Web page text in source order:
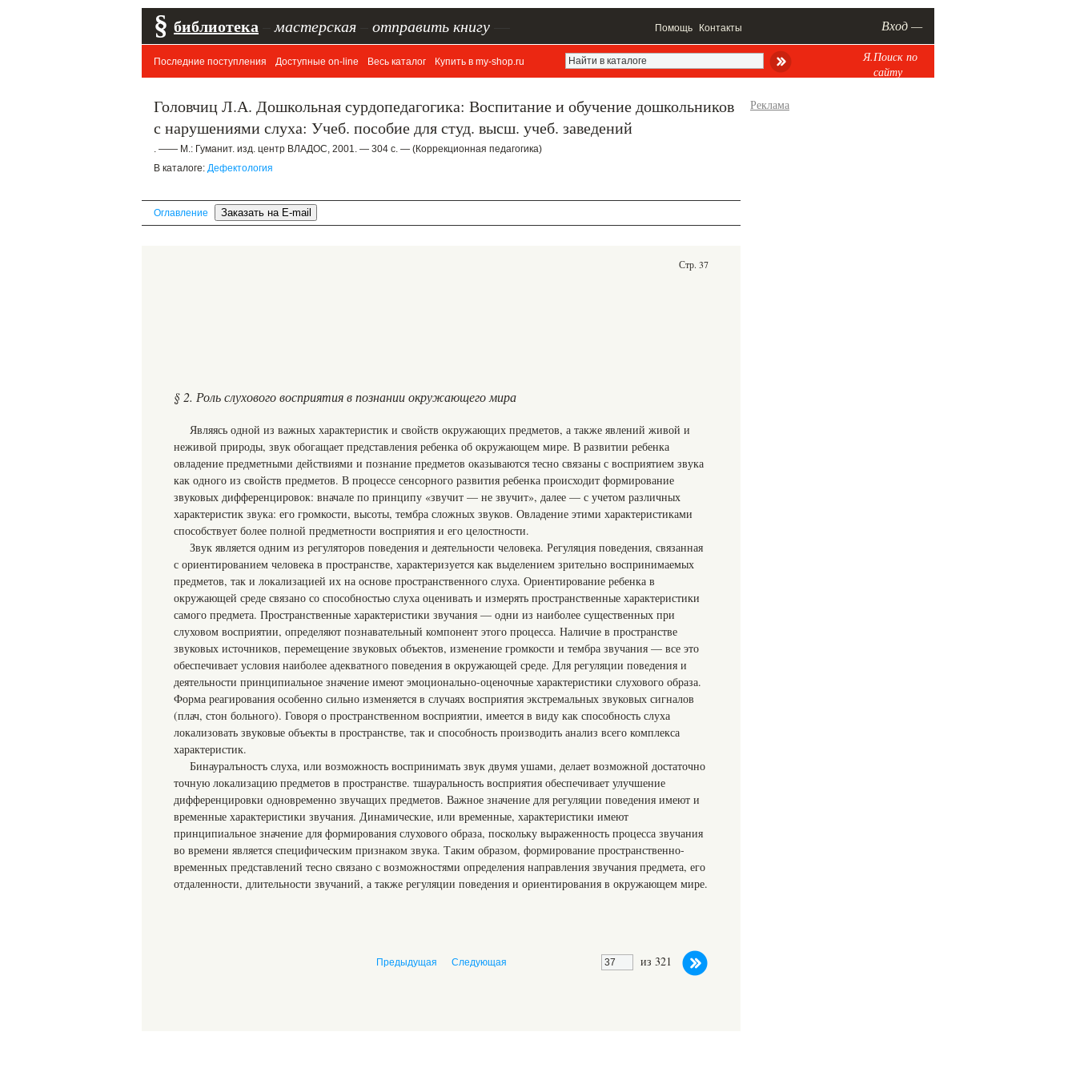
§ библиотека мастерская отправить книгу Помощь Контакты Вход —
Последние поступления Доступные on-line Весь каталог Купить в my-shop.ru
Я.Поиск по
сайту
Головчиц Л.А. Дошкольная сурдопедагогика: Воспитание и обучение дошкольников
с нарушениями слуха: Учеб. пособие для студ. высш. учеб. заведений
. —— М.: Гуманит. изд. центр ВЛАДОС, 2001. — 304 с. — (Коррекционная педагогика)
В каталоге: Дефектология
Оглавление
Стр. 37
§ 2. Роль слухового восприятия в познании окружающего мира
Являясь одной из важных характеристик и свойств окружающих предметов, а также явлений живой и
неживой природы, звук обогащает представления ребенка об окружающем мире. В развитии ребенка
овладение предметными действиями и познание предметов оказываются тесно связаны с восприятием звука
как одного из свойств предметов. В процессе сенсорного развития ребенка происходит формирование
звуковых дифференцировок: вначале по принципу «звучит — не звучит», далее — с учетом различных
характеристик звука: его громкости, высоты, тембра сложных звуков. Овладение этими характеристиками
способствует более полной предметности восприятия и его целостности.
Звук является одним из регуляторов поведения и деятельности человека. Регуляция поведения, связанная
с ориентированием человека в пространстве, характеризуется как выделением зрительно воспринимаемых
предметов, так и локализацией их на основе пространственного слуха. Ориентирование ребенка в
окружающей среде связано со способностью слуха оценивать и измерять пространственные характеристики
самого предмета. Пространственные характеристики звучания — одни из наиболее существенных при
слуховом восприятии, определяют познавательный компонент этого процесса. Наличие в пространстве
звуковых источников, перемещение звуковых объектов, изменение громкости и тембра звучания — все это
обеспечивает условия наиболее адекватного поведения в окружающей среде. Для регуляции поведения и
деятельности принципиальное значение имеют эмоционально-оценочные характеристики слухового образа.
Форма реагирования особенно сильно изменяется в случаях восприятия экстремальных звуковых сигналов
(плач, стон больного). Говоря о пространственном восприятии, имеется в виду как способность слуха
локализовать звуковые объекты в пространстве, так и способность производить анализ всего комплекса
характеристик.
Бинауралъностъ слуха, или возможность воспринимать звук двумя ушами, делает возможной достаточно
точную локализацию предметов в пространстве. тшауральность восприятия обеспечивает улучшение
дифференцировки одновременно звучащих предметов. Важное значение для регуляции поведения имеют и
временные характеристики звучания. Динамические, или временные, характеристики имеют
принципиальное значение для формирования слухового образа, поскольку выраженность процесса звучания
во времени является специфическим признаком звука. Таким образом, формирование пространственно-
временных представлений тесно связано с возможностями определения направления звучания предмета, его
отдаленности, длительности звучаний, а также регуляции поведения и ориентирования в окружающем мире.
из 321
Предыдущая Следующая
Реклама